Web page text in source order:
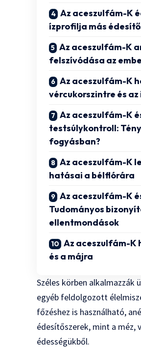
Az aceszulfám-K
ízprofilja más
Az aceszulfám-K
felszívódása az
Az aceszulfám-K
vércukorszintre és
Az aceszulfám-K
testsúlykontroll:
fogyásban?
Az aceszulfám-K
hatásai a bélflórára
Az aceszulfám-K
Tudományos
ellentmondások
Az aceszulfám-K
és a májra
Széles körben alkalmazzák
egyéb feldolgozott
főzéshez is használható,
édesítőszerek, mint a méz,
édességükből.